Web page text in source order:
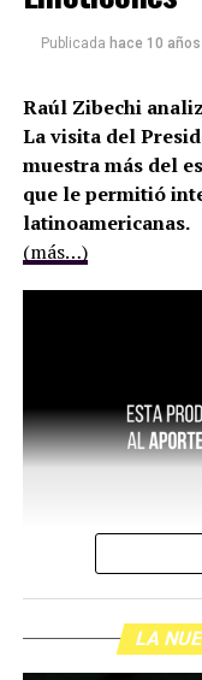
Publicada hace 10 años
Raúl Zibechi
La visita del
muestra más del
que le permitió
latinoamericanas.
(más…)
LA